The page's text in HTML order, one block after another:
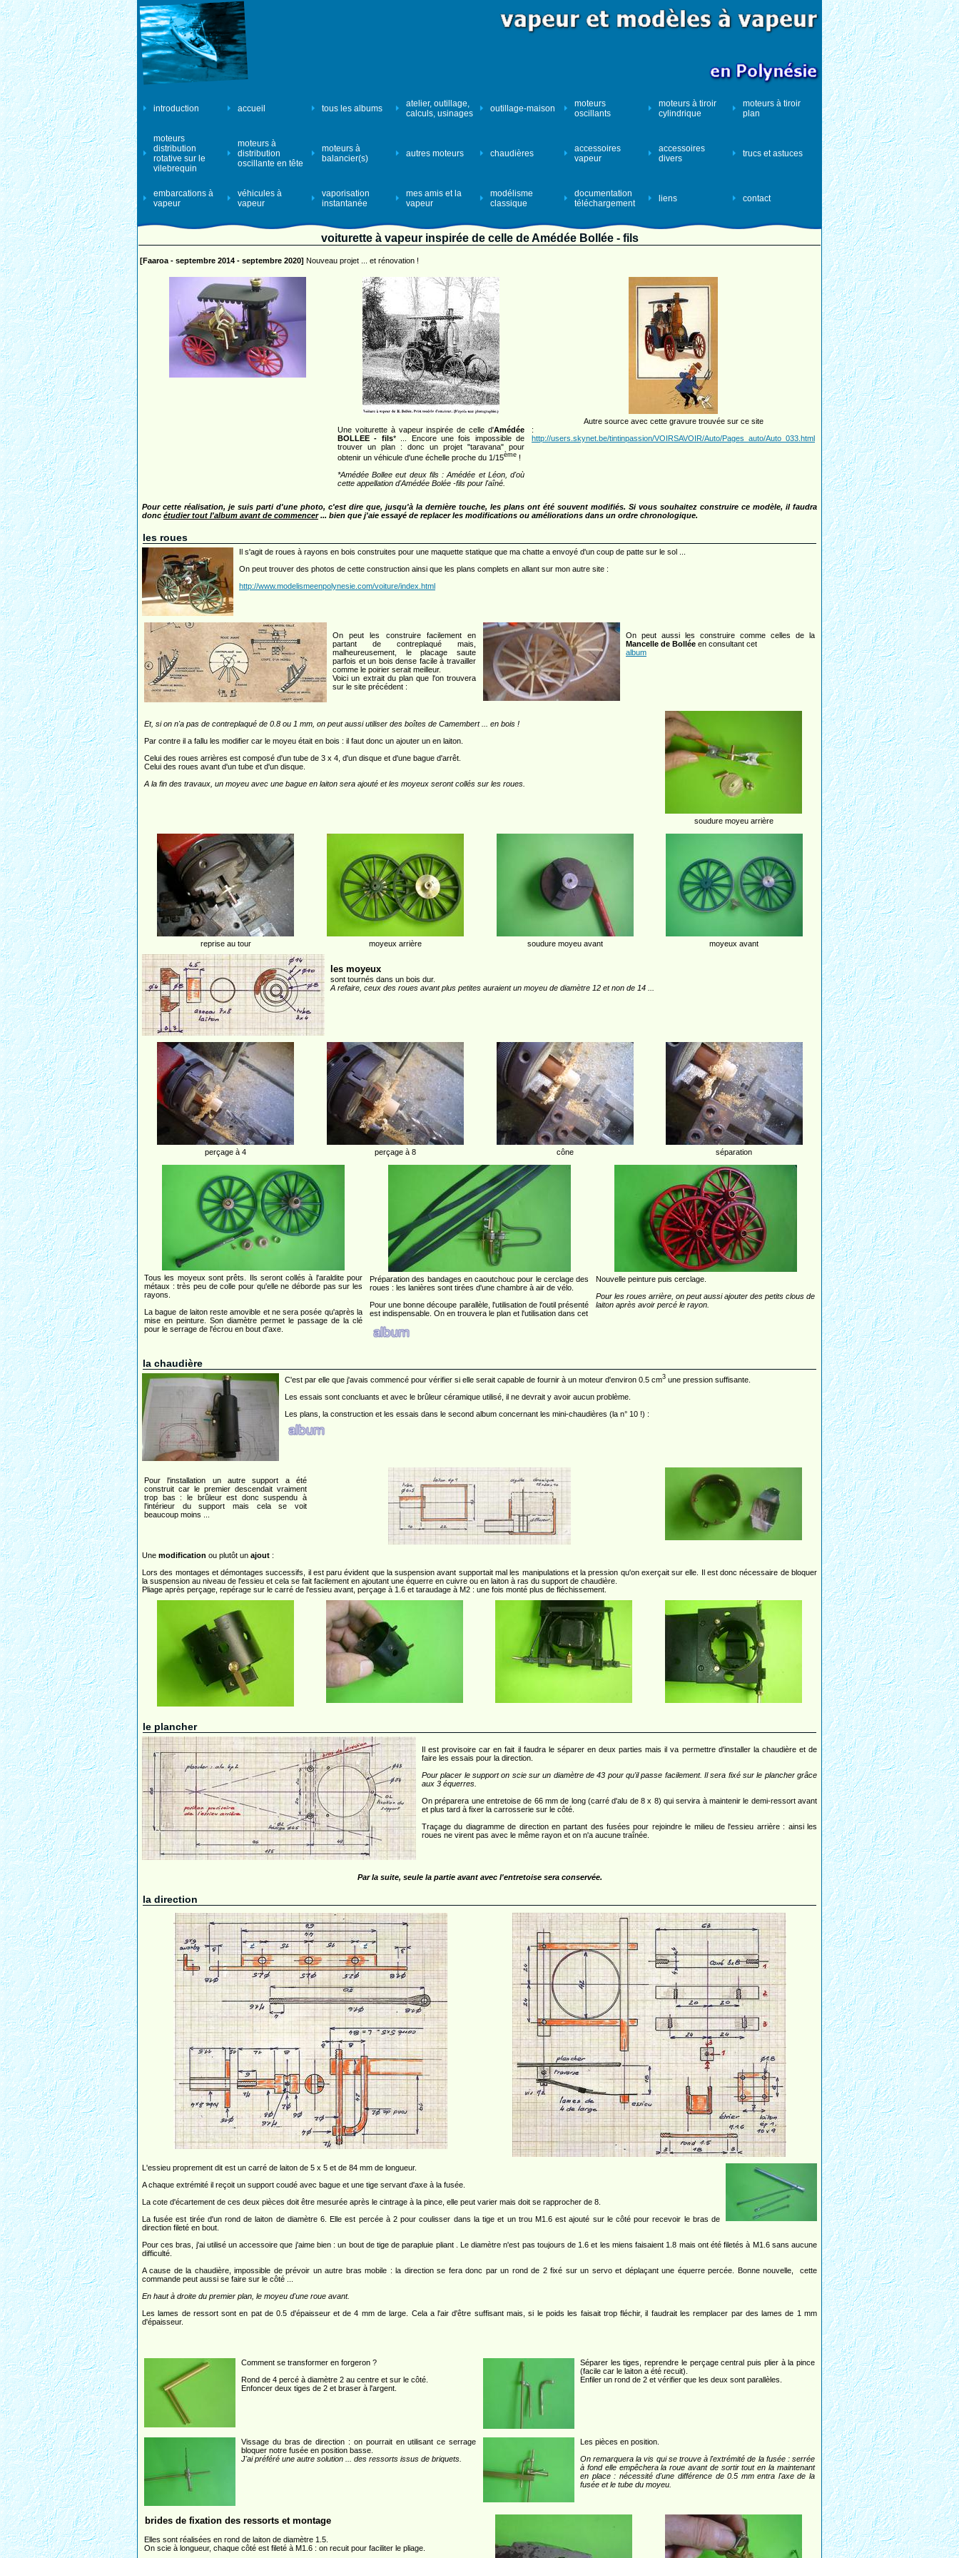
introduction accueil tous les albums
atelier, outillage,
calculs, usinages
outillage-maison
moteurs
oscillants
moteurs à tiroir
cylindrique
moteurs à tiroir
plan
moteurs
distribution
rotative sur le
vilebrequin
moteurs à
distribution
oscillante en tête
moteurs à
balancier(s)
autres moteurs chaudières
accessoires
vapeur
accessoires
divers
trucs et astuces
embarcations à
vapeur
véhicules à
vapeur
vaporisation
instantanée
mes amis et la
vapeur
modélisme
classique
documentation
téléchargement
liens contact
voiturette à vapeur inspirée de celle de Amédée Bollée - fils
[Faaroa - septembre 2014 - septembre 2020] Nouveau projet ... et rénovation !
Une voiturette à vapeur inspirée de celle d'Amédée
BOLLEE - fils* ... Encore une fois impossible de
trouver un plan : donc un projet "taravana" pour
obtenir un véhicule d'une échelle proche du 1/15ème !
*Amédée Bollee eut deux fils : Amédée et Léon, d'où
cette appellation d'Amédée Bolée -fils pour l'aîné.
Autre source avec cette gravure trouvée sur ce site
:
http://users.skynet.be/tintinpassion/VOIRSAVOIR/Auto/Pages_auto/Auto_033.html
Pour cette réalisation, je suis parti d'une photo, c'est dire que, jusqu'à la dernière touche, les plans ont été souvent modifiés. Si vous souhaitez construire ce modèle, il faudra
donc étudier tout l'album avant de commencer... bien que j'aie essayé de replacer les modifications ou améliorations dans un ordre chronologique.
les roues
Il s'agit de roues à rayons en bois construites pour une maquette statique que ma chatte a envoyé d'un coup de patte sur le sol ...
On peut trouver des photos de cette construction ainsi que les plans complets en allant sur mon autre site :
http://www.modelismeenpolynesie.com/voiture/index.html
On peut les construire facilement en
partant de contreplaqué mais,
malheureusement, le placage saute
parfois et un bois dense facile à travailler
comme le poirier serait meilleur.
Voici un extrait du plan que l'on trouvera
sur le site précédent :
On peut aussi les construire comme celles de la
Mancelle de Bollée en consultant cet
album
Et, si on n'a pas de contreplaqué de 0.8 ou 1 mm, on peut aussi utiliser des boîtes de Camembert ... en bois !
Par contre il a fallu les modifier car le moyeu était en bois : il faut donc un ajouter un en laiton.
Celui des roues arrières est composé d'un tube de 3 x 4, d'un disque et d'une bague d'arrêt.
Celui des roues avant d'un tube et d'un disque.
A la fin des travaux, un moyeu avec une bague en laiton sera ajouté et les moyeux seront collés sur les roues.
soudure moyeu arrière
reprise au tour moyeux arrière soudure moyeu avant moyeux avant
les moyeux
sont tournés dans un bois dur.
A refaire, ceux des roues avant plus petites auraient un moyeu de diamètre 12 et non de 14 ...
perçage à 4 perçage à 8 cône séparation
Tous les moyeux sont prêts. Ils seront collés à l'araldite pour
métaux : très peu de colle pour qu'elle ne déborde pas sur les
rayons.
La bague de laiton reste amovible et ne sera posée qu'après la
mise en peinture. Son diamètre permet le passage de la clé
pour le serrage de l'écrou en bout d'axe.
Préparation des bandages en caoutchouc pour le cerclage des
roues : les lanières sont tirées d'une chambre à air de vélo.
Pour une bonne découpe parallèle, l'utilisation de l'outil présenté
est indispensable. On en trouvera le plan et l'utilisation dans cet
Nouvelle peinture puis cerclage.
Pour les roues arrière, on peut aussi ajouter des petits clous de
laiton après avoir percé le rayon.
la chaudière
C'est par elle que j'avais commencé pour vérifier si elle serait capable de fournir à un moteur d'environ 0.5 cm3 une pression suffisante.
Les essais sont concluants et avec le brûleur céramique utilisé, il ne devrait y avoir aucun problème.
Les plans, la construction et les essais dans le second album concernant les mini-chaudières (la n° 10 !) :
Pour l'installation un autre support a été
construit car le premier descendait vraiment
trop bas : le brûleur est donc suspendu à
l'intérieur du support mais cela se voit
beaucoup moins ...
Une modification ou plutôt un ajout :
Lors des montages et démontages successifs, il est paru évident que la suspension avant supportait mal les manipulations et la pression qu'on exerçait sur elle. Il est donc nécessaire de bloquer
la suspension au niveau de l'essieu et cela se fait facilement en ajoutant une équerre en cuivre ou en laiton à ras du support de chaudière.
Pliage après perçage, repérage sur le carré de l'essieu avant, perçage à 1.6 et taraudage à M2 : une fois monté plus de fléchissement.
le plancher
Il est provisoire car en fait il faudra le séparer en deux parties mais il va permettre d'installer la chaudière et de
faire les essais pour la direction.
Pour placer le support on scie sur un diamètre de 43 pour qu'il passe facilement. Il sera fixé sur le plancher grâce
aux 3 équerres.
On préparera une entretoise de 66 mm de long (carré d'alu de 8 x 8) qui servira à maintenir le demi-ressort avant
et plus tard à fixer la carrosserie sur le côté.
Traçage du diagramme de direction en partant des fusées pour rejoindre le milieu de l'essieu arrière : ainsi les
roues ne virent pas avec le même rayon et on n'a aucune traînée.
Par la suite, seule la partie avant avec l'entretoise sera conservée.
la direction
L'essieu proprement dit est un carré de laiton de 5 x 5 et de 84 mm de longueur.
A chaque extrémité il reçoit un support coudé avec bague et une tige servant d'axe à la fusée.
La cote d'écartement de ces deux pièces doit être mesurée après le cintrage à la pince, elle peut varier mais doit se rapprocher de 8.
La fusée est tirée d'un rond de laiton de diamètre 6. Elle est percée à 2 pour coulisser dans la tige et un trou M1.6 est ajouté sur le côté pour recevoir le bras de
direction fileté en bout.
Pour ces bras, j'ai utilisé un accessoire que j'aime bien : un bout de tige de parapluie pliant . Le diamètre n'est pas toujours de 1.6 et les miens faisaient 1.8 mais ont été filetés à M1.6 sans aucune
difficulté.
A cause de la chaudière, impossible de prévoir un autre bras mobile : la direction se fera donc par un rond de 2 fixé sur un servo et déplaçant une équerre percée. Bonne nouvelle, cette
commande peut aussi se faire sur le côté ...
En haut à droite du premier plan, le moyeu d'une roue avant.
Les lames de ressort sont en pat de 0.5 d'épaisseur et de 4 mm de large. Cela a l'air d'être suffisant mais, si le poids les faisait trop fléchir, il faudrait les remplacer par des lames de 1 mm
d'épaisseur.
Comment se transformer en forgeron ?
Rond de 4 percé à diamètre 2 au centre et sur le côté.
Enfoncer deux tiges de 2 et braser à l'argent.
Séparer les tiges, reprendre le perçage central puis plier à la pince
(facile car le laiton a été recuit).
Enfiler un rond de 2 et vérifier que les deux sont parallèles.
Vissage du bras de direction : on pourrait en utilisant ce serrage
bloquer notre fusée en position basse.
J'ai préféré une autre solution ... des ressorts issus de briquets.
Les pièces en position.
On remarquera la vis qui se trouve à l'extrémité de la fusée : serrée
à fond elle empêchera la roue avant de sortir tout en la maintenant
en place : nécessité d'une différence de 0.5 mm entra l'axe de la
fusée et le tube du moyeu.
brides de fixation des ressorts et montage
Elles sont réalisées en rond de laiton de diamètre 1.5.
On scie à longueur, chaque côté est fileté à M1.6 : on recuit pour faciliter le pliage.